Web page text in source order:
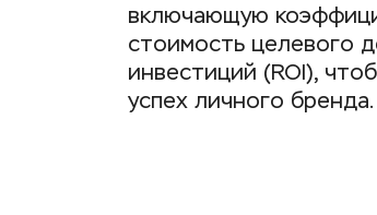
включающую
стоимость целевого
инвестиций (ROI),
успех личного бренда.